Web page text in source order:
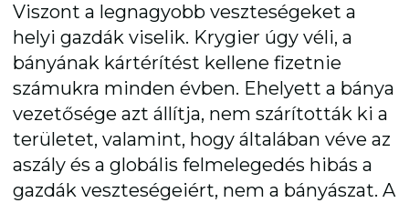
Viszont a legnagyobb veszteségeket a
helyi gazdák viselik. Krygier úgy véli, a
bányának kártérítést kellene fizetnie
számukra minden évben. Ehelyett a bánya
vezetősége azt állítja, nem szárították ki a
területet, valamint, hogy általában véve az
aszály és a globális felmelegedés hibás a
gazdák veszteségeiért, nem a bányászat. A